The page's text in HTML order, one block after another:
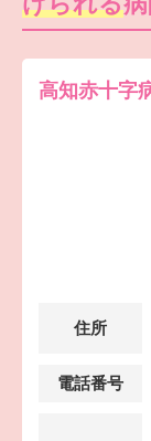
高知赤十字
住所
電話番号